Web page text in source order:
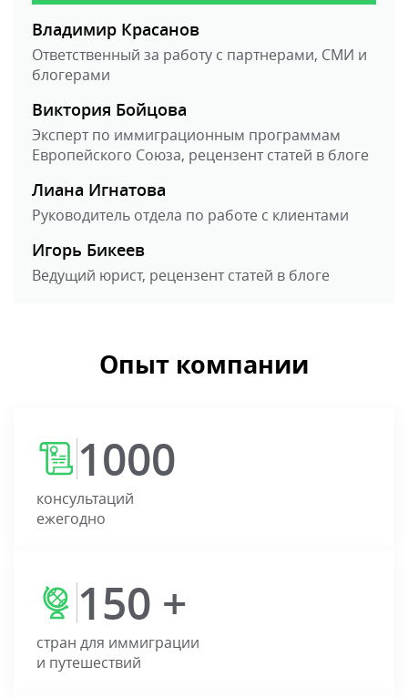
Владимир Красанов
Ответственный за работу с партнерами, СМИ и
блогерами
Виктория Бойцова
Эксперт по иммиграционным программам
Европейского Союза, рецензент статей в блоге
Лиана Игнатова
Руководитель отдела по работе с клиентами
Игорь Бикеев
Ведущий юрист, рецензент статей в блоге
Опыт компании
1000
консультаций
ежегодно
150 +
стран для иммиграции
и путешествий